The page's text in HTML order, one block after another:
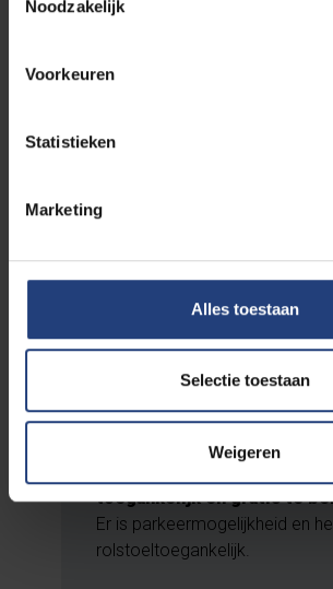
Noodzakelijk
Voorkeuren
Statistieken
Marketing
Alles toestaan
Selectie toestaan
Weigeren
bij elkaar kunnen komen.
Luisterfragment
Getuigenis Bart SOUBRY
Plan je bezoek
toegankelijk en gratis te
Er is parkeermogelijkheid en
rolstoeltoegankelijk.